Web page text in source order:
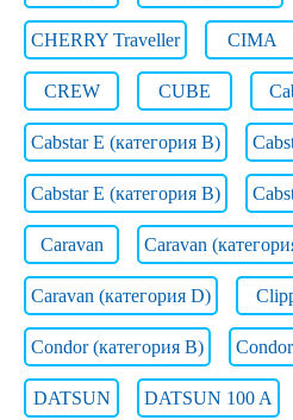
CHERRY Traveller CIMA
CREW CUBE
Cabstar E (категория B)
Cabstar E (категория В)
Caravan Caravan
Caravan (категория D)
Condor (категория B)
DATSUN DATSUN 100 A